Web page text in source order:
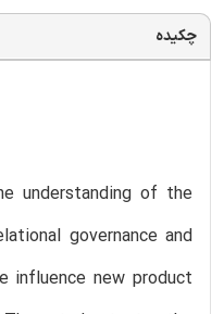
چکیده
understanding of the
governance and
influence new product